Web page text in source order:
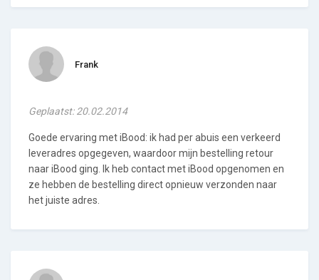
Frank
Geplaatst: 20.02.2014
Goede ervaring met iBood: ik had per abuis een verkeerd
leveradres opgegeven, waardoor mijn bestelling retour
naar iBood ging. Ik heb contact met iBood opgenomen en
ze hebben de bestelling direct opnieuw verzonden naar
het juiste adres.